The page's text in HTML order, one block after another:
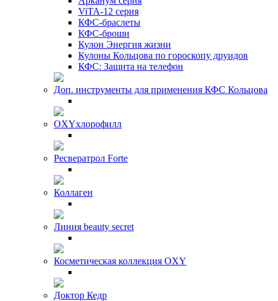
ViTA-12 серия
КФС-браслеты
КФС-броши
Кулон Энергия жизни
Кулоны Кольцова по гороскопу друидов
КФС: Защита на телефон
Доп. инструменты для применения КФС Кольцова
OXYхлорофилл
Ресвератрол Forte
Коллаген
Линия beauty secret
Косметическая коллекция OXY
Доктор Кедр